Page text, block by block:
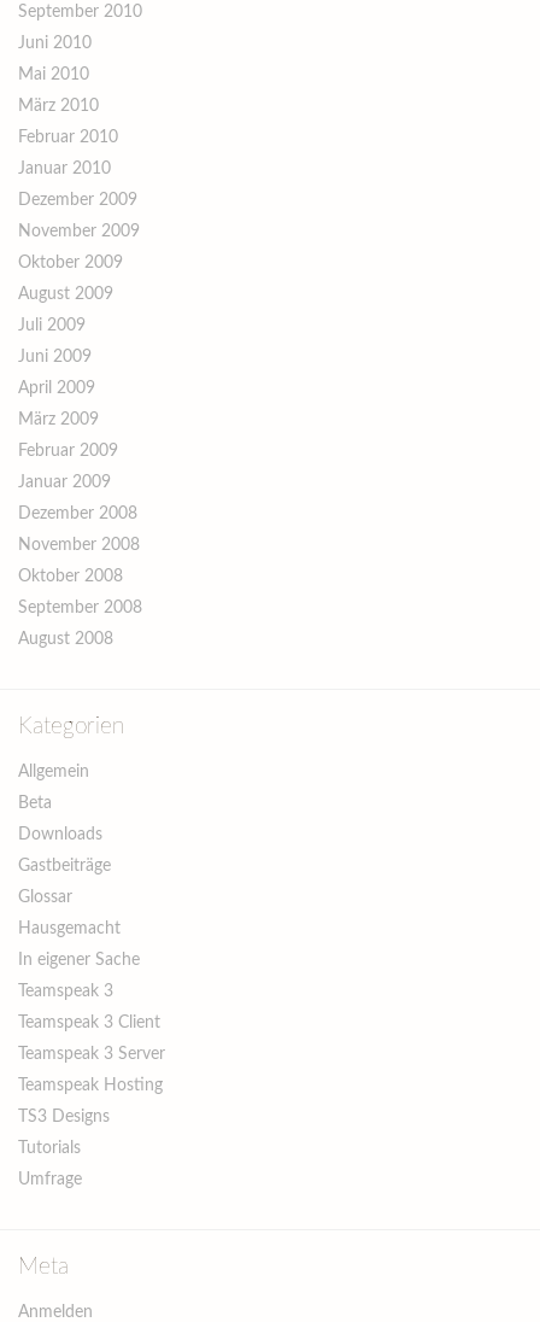
September 2010
Juni 2010
Mai 2010
März 2010
Februar 2010
Januar 2010
Dezember 2009
November 2009
Oktober 2009
August 2009
Juli 2009
Juni 2009
April 2009
März 2009
Februar 2009
Januar 2009
Dezember 2008
November 2008
Oktober 2008
September 2008
August 2008
Kategorien
Allgemein
Beta
Downloads
Gastbeiträge
Glossar
Hausgemacht
In eigener Sache
Teamspeak 3
Teamspeak 3 Client
Teamspeak 3 Server
Teamspeak Hosting
TS3 Designs
Tutorials
Umfrage
Meta
Anmelden